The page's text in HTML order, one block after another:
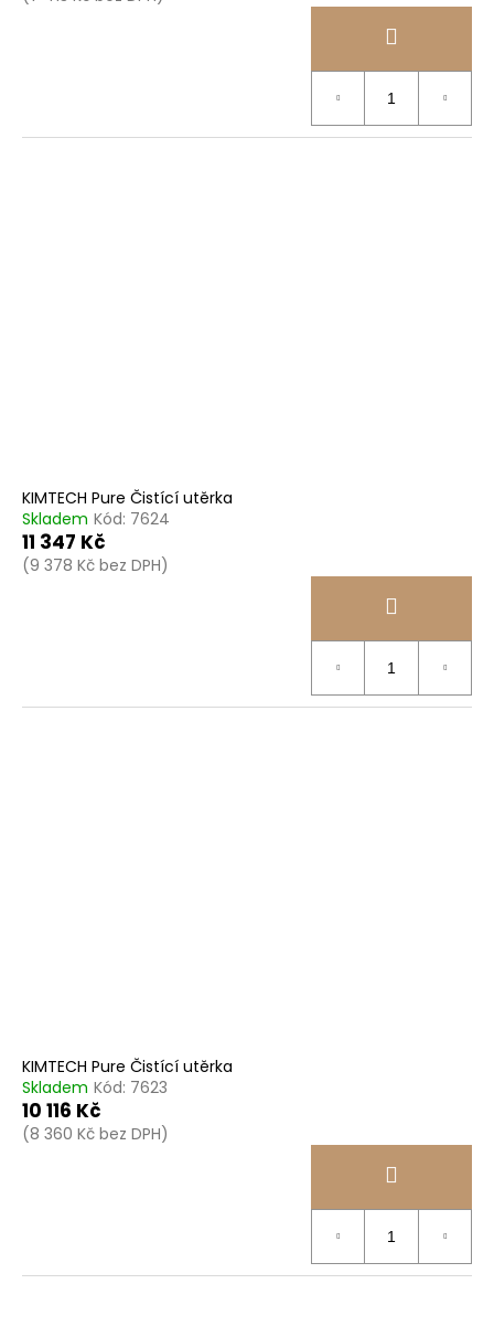
KIMTECH Pure Čistící utěrka
Skladem Kód: 7624
11 347 Kč
(9 378 Kč bez DPH)
KIMTECH Pure Čistící utěrka
Skladem Kód: 7623
10 116 Kč
(8 360 Kč bez DPH)